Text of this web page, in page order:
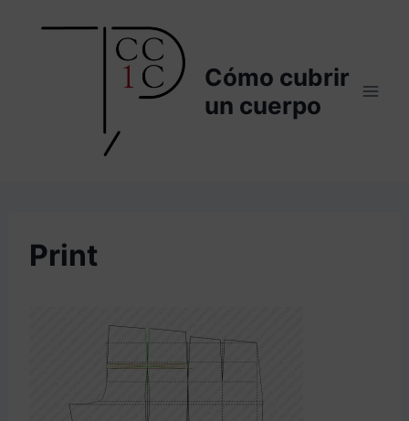
Cómo cubrir
un cuerpo
Print